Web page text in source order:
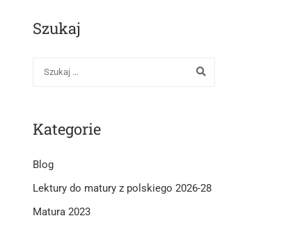
Szukaj
Kategorie
Blog
Lektury do matury z polskiego 2026-28
Matura 2023